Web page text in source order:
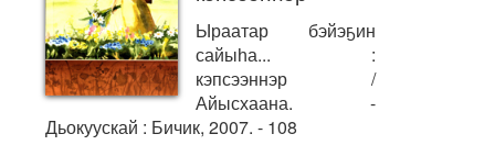
Ыраатар бэйэҕин
сайыһа... :
кэпсээннэр /
Айысхаана. -
Дьокуускай : Бичик, 2007. - 108